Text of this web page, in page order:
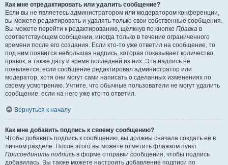
Как мне отредактировать или удалить сообщение?
Если вы не являетесь администратором или модератором конференции,
вы можете редактировать и удалять только свои собственные сообщения.
Вы можете перейти к редактированию, щёлкнув по кнопке Правка в
соответствующем сообщении, иногда только в течение ограниченного
времени после его создания. Если кто-то уже ответил на сообщение, то
под ним появится небольшая надпись, которая показывает количество
правок, а также дату и время последней из них. Эта надпись не
появляется, если сообщение редактировал администратор или
модератор, хотя они могут сами написать о сделанных изменениях по
своему усмотрению. Учтите, что обычные пользователи не могут удалить
сообщение, если на него уже кто-то ответил.
Вернуться к началу
Как мне добавить подпись к своему сообщению?
Чтобы добавить подпись к сообщению, вы должны сначала создать её в
личном разделе. После этого вы можете отметить флажком пункт
Присоединить подпись в форме отправки сообщения, чтобы подпись
добавилась. Вы также можете настроить добавление подписи по